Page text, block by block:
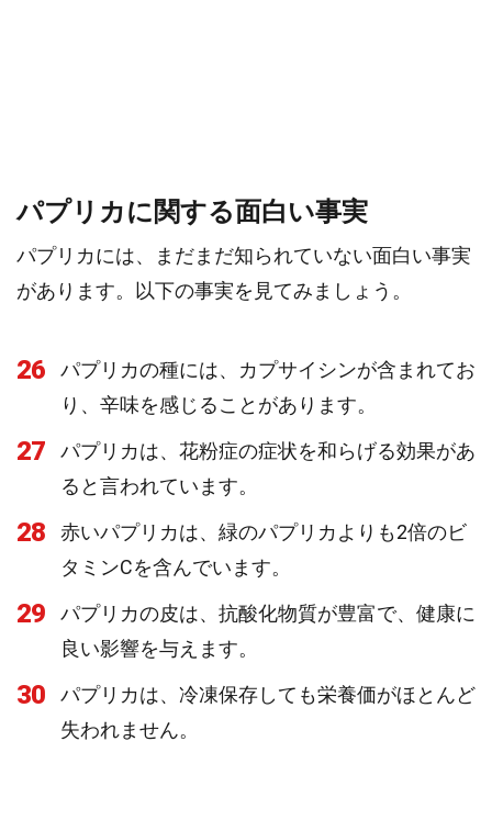
パプリカに関する面白い事実
パプリカには、まだまだ知られていない面白い事実
があります。以下の事実を見てみましょう。
26
パプリカの種には、カプサイシンが含まれてお
り、辛味を感じることがあります。
27
パプリカは、花粉症の症状を和らげる効果があ
ると言われています。
28
赤いパプリカは、緑のパプリカよりも2倍のビ
タミンCを含んでいます。
29
パプリカの皮は、抗酸化物質が豊富で、健康に
良い影響を与えます。
30
パプリカは、冷凍保存しても栄養価がほとんど
失われません。